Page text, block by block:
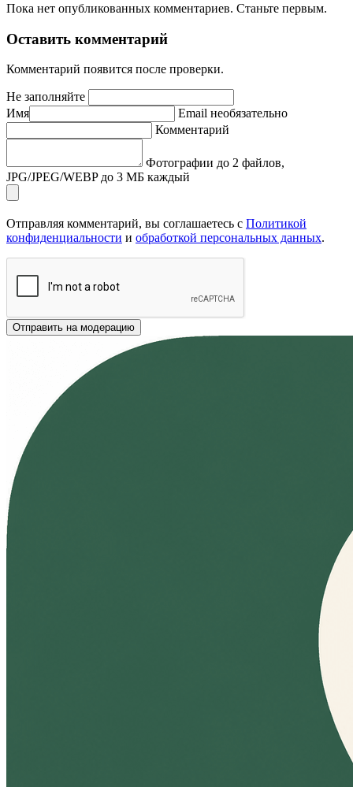
Пока нет опубликованных комментариев. Станьте первым.
Оставить комментарий
Комментарий появится после проверки.
Не заполняйте
Имя
Email необязательно
Комментарий
Фотографии до 2 файлов,
JPG/JPEG/WEBP до 3 МБ каждый
Отправляя комментарий, вы соглашаетесь с Политикой
конфиденциальности и обработкой персональных данных.
Отправить на модерацию